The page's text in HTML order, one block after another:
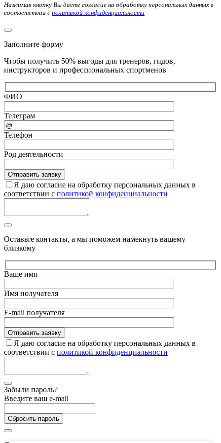
Нажимая кнопку Вы даете согласие на обработку персональных данных в
соответствии с политикой конфиденциальности
Заполните форму
Чтобы получить 50% выгоды для тренеров, гидов,
инструкторов и профессиональных спортменов
ФИО
Телеграм
Телефон
Род деятельности
Я даю согласие на обработку персональных данных в
соответствии с политикой конфиденциальности
Оставьте контакты, а мы поможем намекнуть вашему
близкому
Ваше имя
Имя получателя
E-mail получателя
Я даю согласие на обработку персональных данных в
соответствии с политикой конфиденциальности
Забыли пароль?
Введите ваш e-mail
Сбросить пароль